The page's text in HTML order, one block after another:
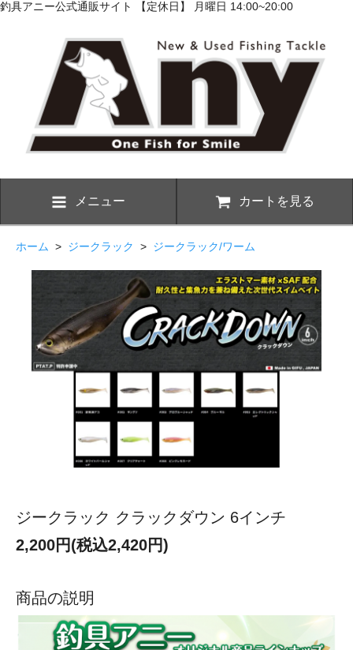
釣具アニー公式通販サイト 【定休日】 月曜日 14:00~20:00
メニュー カートを見る
ホーム > ジークラック > ジークラック/ワーム
ジークラック クラックダウン 6インチ
2,200円(税込2,420円)
商品の説明